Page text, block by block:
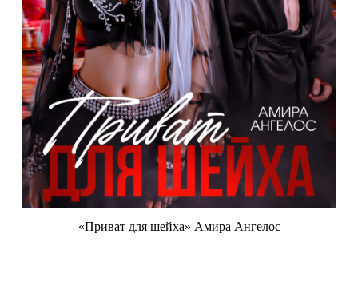
«Приват для шейха» Амира Ангелос